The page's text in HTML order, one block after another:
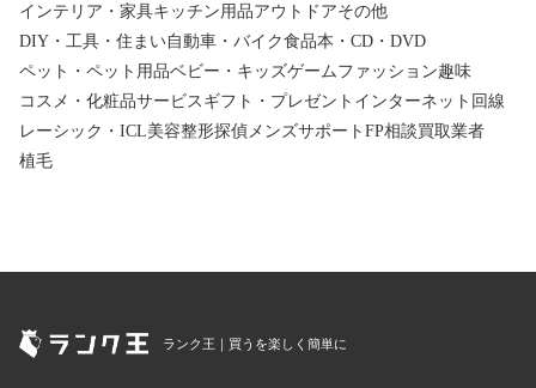
インテリア・家具キッチン用品アウトドアその他
DIY・工具・住まい自動車・バイク食品本・CD・DVD
ペット・ペット用品ベビー・キッズゲーム ファッション趣味
コスメ・化粧品サービス ギフト・プレゼント インターネット回線
レーシック・ICL美容整形探偵 メンズサポート FP相談買取業者
植毛
ランク王｜買うを楽しく簡単に